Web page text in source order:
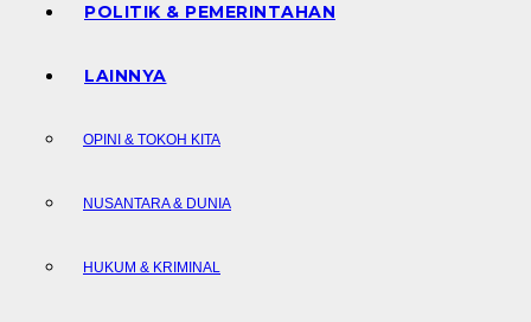
POLITIK & PEMERINTAHAN
LAINNYA
OPINI & TOKOH KITA
NUSANTARA & DUNIA
HUKUM & KRIMINAL